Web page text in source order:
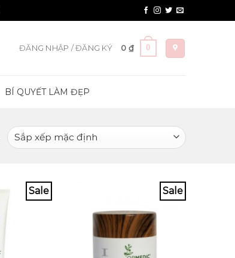
ĐĂNG NHẬP / ĐĂNG KÝ 0 ₫ 0
BÍ QUYẾT LÀM ĐẸP
Sale Sale